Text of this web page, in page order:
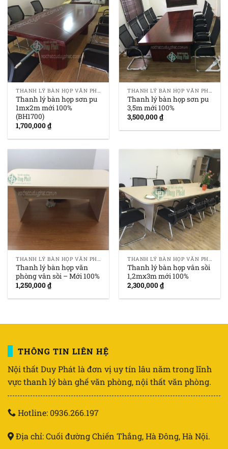
THANH LÝ BÀN HỌP VĂN PHÒNG GIÁ RẺ
Thanh lý bàn họp sơn pu
1mx2m mới 100%
(BH1700)
1,700,000₫
THANH LÝ BÀN HỌP VĂN PHÒNG GIÁ RẺ
Thanh lý bàn họp sơn pu
3,5m mới 100%
3,500,000₫
THANH LÝ BÀN HỌP VĂN PHÒNG GIÁ RẺ
Thanh lý bàn họp văn
phòng vân sồi – Mới 100%
1,250,000₫
THANH LÝ BÀN HỌP VĂN PHÒNG GIÁ RẺ
Thanh lý bàn họp vân sồi
1,2mx3m mới 100%
2,300,000₫
THÔNG TIN LIÊN HỆ
Nội thất Duy Phát là đơn vị uy tín lâu năm trong lĩnh
vực thanh lý bàn ghế văn phòng, nội thất văn phòng.
Hotline: 0936.266.197
Địa chỉ: Cuối đường Chiến Thắng, Hà Đông, Hà Nội.